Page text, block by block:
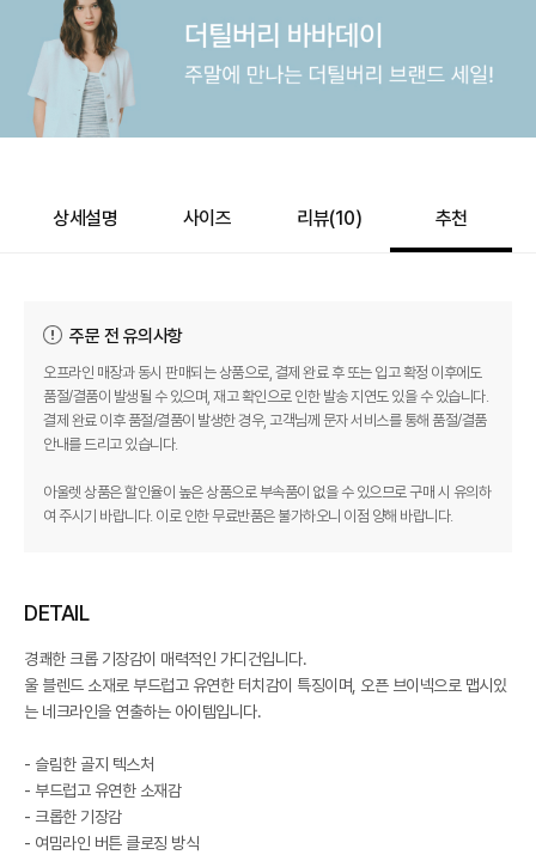
상세설명 사이즈 리뷰(10) 추천
주문 전 유의사항
오프라인 매장과 동시 판매되는 상품으로, 결제 완료 후 또는 입고 확정 이후에도
품절/결품이 발생될 수 있으며, 재고 확인으로 인한 발송 지연도 있을 수 있습니다.
결제 완료 이후 품절/결품이 발생한 경우, 고객님께 문자 서비스를 통해 품절/결품
안내를 드리고 있습니다.
아울렛 상품은 할인율이 높은 상품으로 부속품이 없을 수 있으므로 구매 시 유의하
여 주시기 바랍니다. 이로 인한 무료반품은 불가하오니 이점 양해 바랍니다.
DETAIL
경쾌한 크롭 기장감이 매력적인 가디건입니다.
울 블렌드 소재로 부드럽고 유연한 터치감이 특징이며, 오픈 브이넥으로 맵시있
는 네크라인을 연출하는 아이템입니다.
- 슬림한 골지 텍스처
- 부드럽고 유연한 소재감
- 크롭한 기장감
- 여밈라인 버튼 클로징 방식